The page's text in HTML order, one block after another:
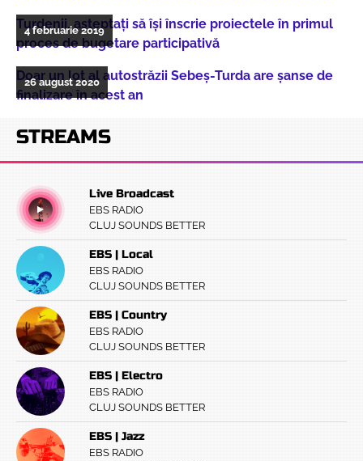
Turdenii, așteptați să își înscrie proiectele în primul
proces de bugetare participativă
4 februarie 2019
Doar un lot al autostrăzii Sebeș-Turda are șanse de
finalizare în acest an
26 august 2020
STREAMS
Live Broadcast
EBS RADIO
CLUJ SOUNDS BETTER
EBS | Local
EBS RADIO
CLUJ SOUNDS BETTER
EBS | Country
EBS RADIO
CLUJ SOUNDS BETTER
EBS | Electro
EBS RADIO
CLUJ SOUNDS BETTER
EBS | Jazz
EBS RADIO